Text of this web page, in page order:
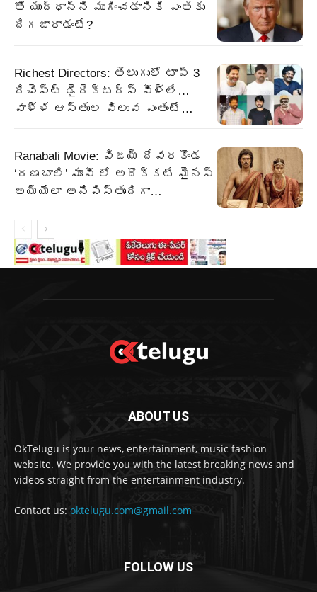
తో యుద్ధాన్ని ముగించడానికి ఎంతకు
దిగజారాడంటే?
Richest Directors: తెలుగులో టాప్ 3
రిచెస్ట్ డైరెక్టర్స్ వీళ్లే…
వాళ్ళ ఆస్తుల విలువ ఎంతంటే…
Ranabali Movie: విజయ్ దేవరకొండ
‘రణబాలి’ మూవీ లో అదొక్కటే మైనస్
అయ్యేలా అనిపిస్తుందిగా…
ABOUT US
OkTelugu is your news, entertainment, music fashion
website. We provide you with the latest breaking news and
videos straight from the entertainment industry.
Contact us: oktelugu.com@gmail.com
FOLLOW US